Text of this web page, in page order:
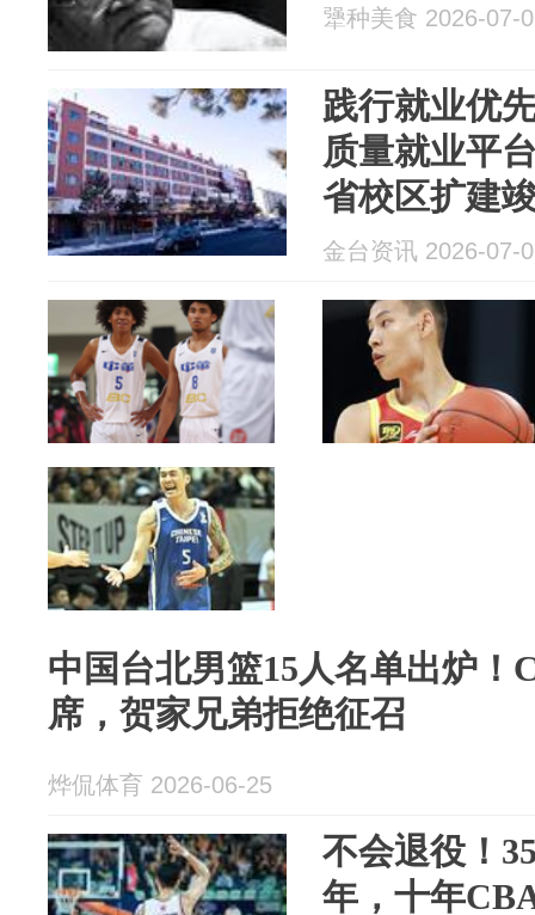
犟种美食 2026-07-
践行就业优
质量就业平
省校区扩建
量充分就业
金台资讯 2026-07-
中国台北男篮15人名单出炉！
席，贺家兄弟拒绝征召
烨侃体育 2026-06-25
不会退役！
年，十年